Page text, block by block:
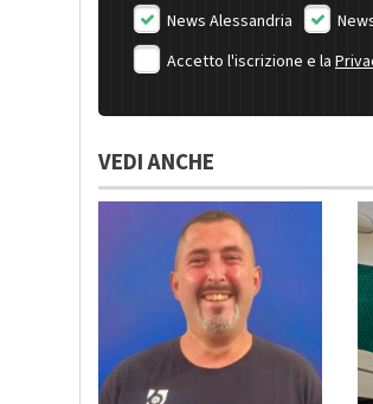
News Alessandria
Accetto l'iscrizione e la
VEDI ANCHE